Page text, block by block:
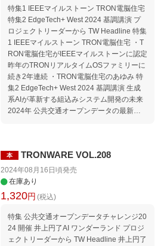
する報道 編集後記 本誌「記事ucode」の使
い方
4）によるエナジーハーベストPoCの開発
（明光電子株式会社） ・救急医療情報共有
プラットフォーム：救急医療のDX化を目指
すオープンかつアドホック運用可能なプラ
ットフォーム（YRPユビキタス・ネットワ
ーキング研究所） ・UCTスマートビルシス
テム UCTECo-B［ユーシーテコーB］・UC
Tスマート住宅システム UCTECo-S［ユー
シーテコーS］（ユーシーテクノロジ株式
会社） ・「ココシル」〜地方創生デジタル
025年3月 Welcome to TRON Forum ＆ Ubi
a of Public Transportation Movement｜TR
ONから見たコンピュータ業界の動向 Medi
a｜TRONに関する報道 編集後記 本誌「記
特集1 IEEEマイルストーン TRON電脳住宅
特集2 EdgeTech+ West 2024 基調講演 プ
ロジェクトリーダーから TW Headline 特集
1 IEEEマイルストーン TRON電脳住宅 ・T
RON電脳住宅がIEEEマイルストーンに認定
昨年のTRONリアルタイムOSファミリーに
続き2年連続 ・TRON電脳住宅のあゆみ 特
集2 EdgeTech+ West 2024 基調講演 生成
系AIが革新する組込みシステム開発の未来
2024年 公共交通オープンデータの最新状
合奏しよう TIVAC Information セミナー情
報｜セミナースケジュール 2024年10月〜2
025年1月 Welcome to TRON Forum ＆ Ubi
quitous ID Center 公共交通オープンデータ
協議会に入会しよう! Movement｜TRONか
ら見たコンピュータ業界の動向 Media｜TR
ONに関する報道 編集後記 本誌「記事ucod
e」の使い方
本 TRONWARE VOL.208
2024年08月16日頃発売
在庫あり
1,320円 (税込)
特集 公共交通オープンデータチャレンジ20
24 開催 井上円了AI ワンダーランド プロジ
ェクトリーダーから TW Headline 井上円了